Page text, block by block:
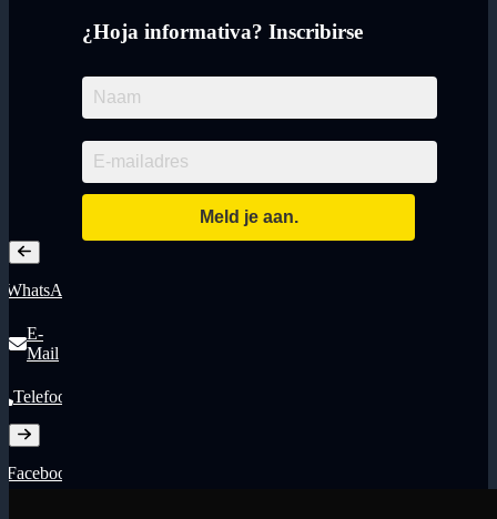
¿Hoja informativa? Inscribirse
WhatsApp
E-
Mail
Telefoon
Facebook